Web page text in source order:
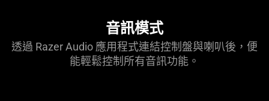
音訊模式
透過 Razer Audio 應用程式連結控制盤與喇叭後，便
能輕鬆控制所有音訊功能。